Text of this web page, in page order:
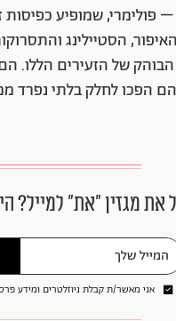
שמופיע כפיסות
הסטיילינג
של הזעירים הללו.
הפכו לחלק בלתי נפרד
את מגזין ״את״ למייל?
אני מאשר/ת קבלת ניוזלטרים ומידע